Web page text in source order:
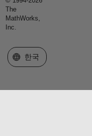
The
MathWorks,
Inc.
웹사이트 선택
한국